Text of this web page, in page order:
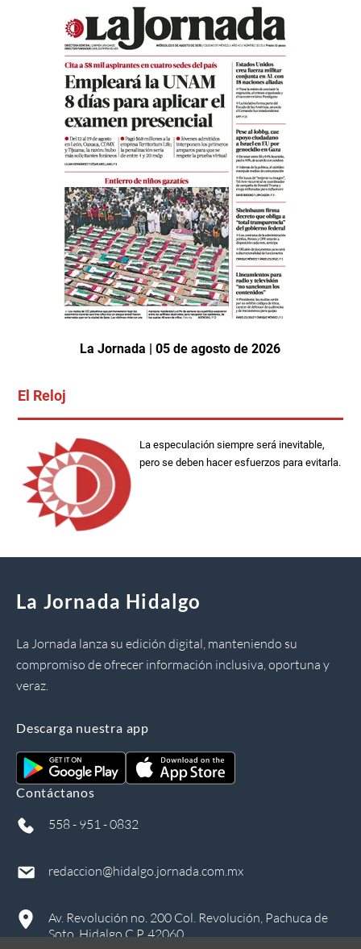
La Jornada | 05 de agosto de 2026
El Reloj
La especulación siempre será inevitable,
pero se deben hacer esfuerzos para evitarla.
La Jornada Hidalgo
La Jornada lanza su edición digital, manteniendo su
compromiso de ofrecer información inclusiva, oportuna y
veraz.
Descarga nuestra app
Contáctanos
558 - 951 - 0832
redaccion@hidalgo.jornada.com.mx
Av. Revolución no. 200 Col. Revolución, Pachuca de
Soto, Hidalgo C.P. 42060